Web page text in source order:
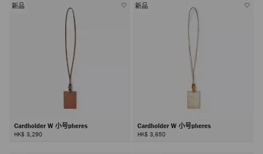
新品
Cardholder W 小号pheres
HK$ 3,290
新品
Cardholder W 小号pheres
HK$ 3,650